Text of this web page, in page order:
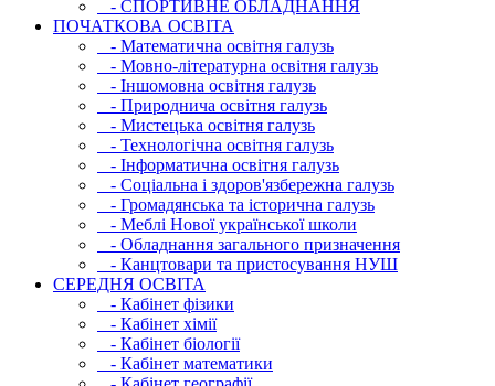
- СПОРТИВНЕ ОБЛАДНАННЯ
ПОЧАТКОВА ОСВIТА
- Математична освітня галузь
- Мовно-літературна освітня галузь
- Iншомовна освітня галузь
- Природнича освітня галузь
- Мистецька освітня галузь
- Технологічна освітня галузь
- Інфopматична освітня галузь
- Соціальна і здоров'язбережна галузь
- Громадянська та історична галузь
- Меблі Нової української школи
- Обладнання загального призначення
- Канцтовари та пристосування НУШ
СЕРЕДНЯ ОСВIТА
- Кабінет фізики
- Кабінет хімії
- Кабінет біології
- Кабінет математики